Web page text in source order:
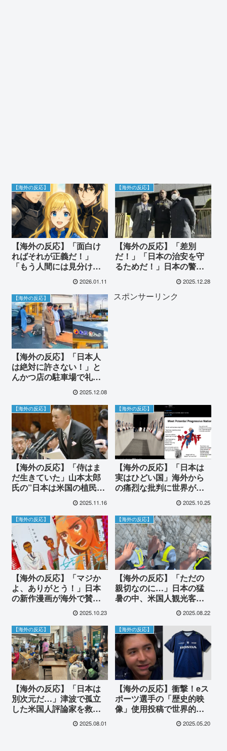
【海外の反応】
【海外の反応】「面白け
ればそれが正義だ！」
「もう人間には見分けが
つかない…」日本の小説
大賞をAI作品が受賞し出
版中止になった件に世界
が衝撃
2026.01.11
【海外の反応】
【海外の反応】「差別
だ！」「日本の治安を守
るためだ！」日本の警察
による職務質問巡る訴訟
に世界が大激論！ 2025.12.28
【海外の反応】
【海外の反応】「日本人
は絶対に許さない！」と
んかつ店の駐車場で礼拝
を始めた集団に世界が激
怒！「日本はフランスの
ようにならないでくれ」
海外から切実な警告と日
本への期待が殺到
2025.12.08
スポンサーリンク
【海外の反応】
【海外の反応】「侍はま
だ生きていた」山本太郎
氏の”日本は米国の植民
地”発言に世界が震撼！海
外のリアルな反応とは2025.11.16
【海外の反応】
【海外の反応】「日本は
実はひどい国」海外から
の痛烈な批判に世界が騒
然！その真相とは 2025.10.25
【海外の反応】
【海外の反応】「マジか
よ、ありがとう！」日本
の新作漫画が海外で賛否
両論の大論争！ミックス
ルーツの現実を描いた内
容に世界中が注目
2025.10.23
【海外の反応】
【海外の反応】「ただの
親切なのに…」日本の猛
暑の中、米国人観光客の
行動が世界で大論争に！
文化の違いか、それと
も…
2025.08.22
【海外の反応】
【海外の反応】「日本は
別次元だ…」津波で孤立
した米国人評論家を救っ
た日本人の親切。しかし
『米国ではありえない』
2025.08.01
【海外の反応】
【海外の反応】衝撃！eス
ポーツ選手の「歴史的映
像」使用投稿で世界的企
業ホンダがスポンサー契
約解除！世界中から賛否
2025.05.20